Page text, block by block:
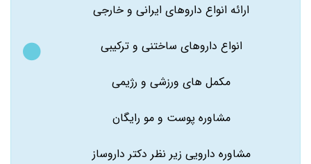
ارائه انواع داروهای ایرانی و خارجی
انواع داروهای ساختنی و ترکیبی
مکمل های ورزشی و رژیمی
مشاوره پوست و مو رایگان
مشاوره دارویی زیر نظر دکتر داروساز